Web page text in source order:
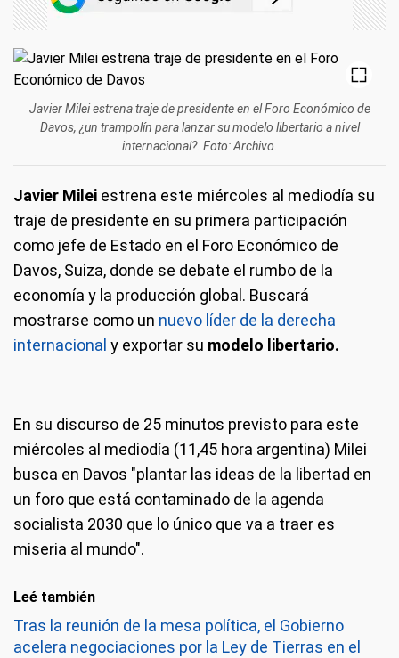
Javier Milei estrena traje de presidente en el Foro Económico de
Davos, ¿un trampolín para lanzar su modelo libertario a nivel
internacional?. Foto: Archivo.
Javier Milei estrena este miércoles al mediodía su
traje de presidente en su primera participación
como jefe de Estado en el Foro Económico de
Davos, Suiza, donde se debate el rumbo de la
economía y la producción global. Buscará
mostrarse como un nuevo líder de la derecha
internacional y exportar su modelo libertario.
En su discurso de 25 minutos previsto para este
miércoles al mediodía (11,45 hora argentina) Milei
busca en Davos "plantar las ideas de la libertad en
un foro que está contaminado de la agenda
socialista 2030 que lo único que va a traer es
miseria al mundo".
Leé también
Tras la reunión de la mesa política, el Gobierno
acelera negociaciones por la Ley de Tierras en el